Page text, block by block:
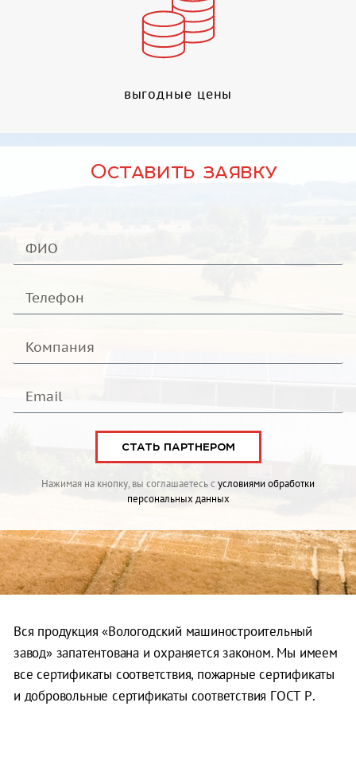
выгодные цены
Оставить заявку
СТАТЬ ПАРТНЕРОМ
Нажимая на кнопку, вы соглашаетесь с условиями обработки
персональных данных
Вся продукция «Вологодский машиностроительный
завод» запатентована и охраняется законом. Мы имеем
все сертификаты соответствия, пожарные сертификаты
и добровольные сертификаты соответствия ГОСТ Р.